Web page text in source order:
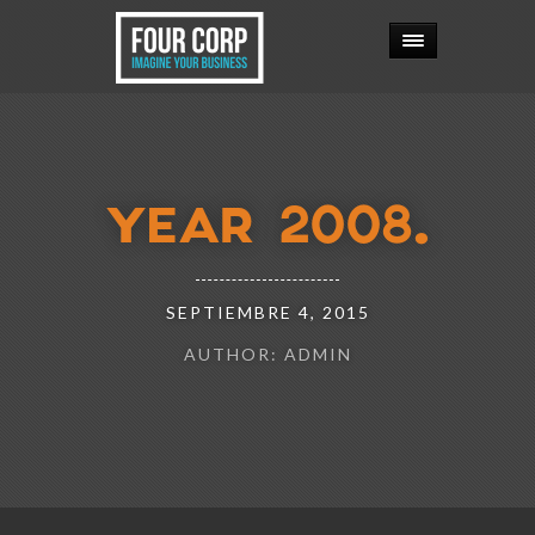
YEAR 2008.
SEPTIEMBRE 4, 2015